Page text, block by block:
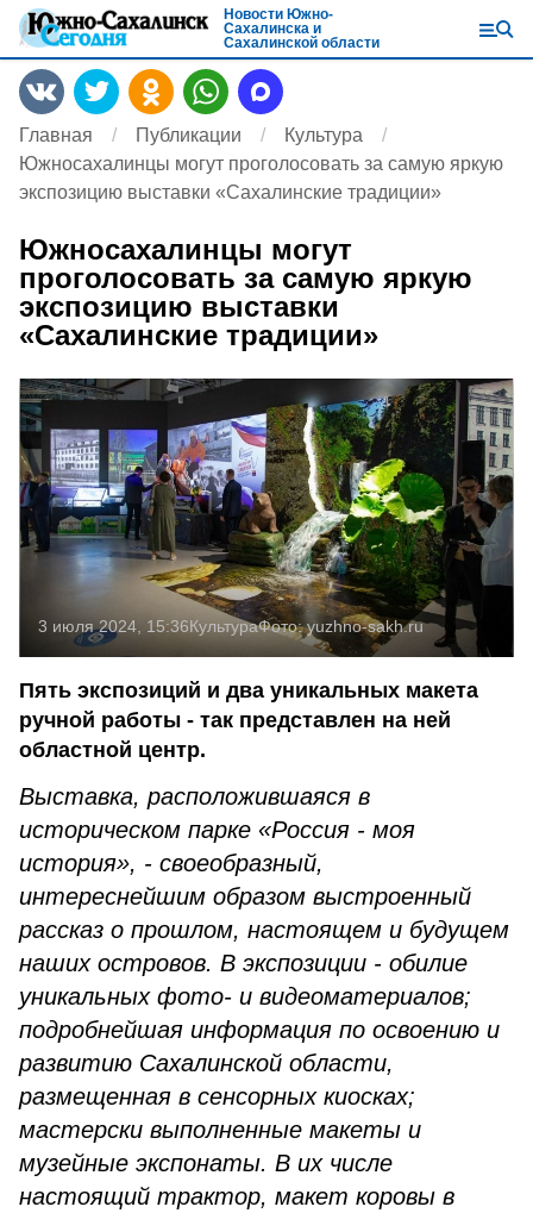
Новости Южно-
Сахалинска и
Сахалинской области
Главная Публикации
Культура
Южносахалинцы могут проголосовать за самую яркую
экспозицию выставки «Сахалинские традиции»
Южносахалинцы могут
проголосовать за самую яркую
экспозицию выставки
«Сахалинские традиции»
3 июля 2024, 15:36КультураФото:yuzhno-sakh.ru
Пять экспозиций и два уникальных макета
ручной работы - так представлен на ней
областной центр.
Выставка, расположившаяся в
историческом парке «Россия - моя
история», - своеобразный,
интереснейшим образом выстроенный
рассказ о прошлом, настоящем и будущем
наших островов. В экспозиции - обилие
уникальных фото- и видеоматериалов;
подробнейшая информация по освоению и
развитию Сахалинской области,
размещенная в сенсорных киосках;
мастерски выполненные макеты и
музейные экспонаты. В их числе
настоящий трактор, макет коровы в